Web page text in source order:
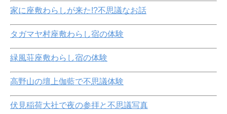
家に座敷わらしが来た!?不思議なお話
タガマヤ村座敷わらし宿の体験
緑風荘座敷わらし宿の体験
高野山の壇上伽藍で不思議体験
伏見稲荷大社で夜の参拝と不思議写真